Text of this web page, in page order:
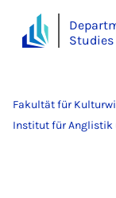
Studies
Fakultät für
Institut für